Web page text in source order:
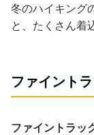
冬のハイキング
と、たくさん着
ファイント
ファイントラッ